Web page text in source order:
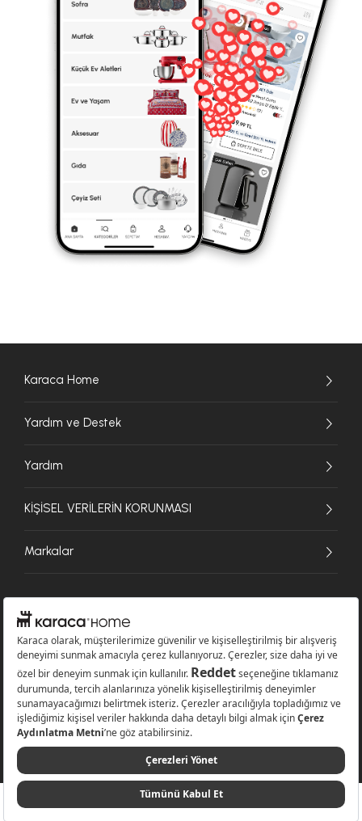
Karaca Home
Yardım ve Destek
Yardım
KİŞİSEL VERİLERİN KORUNMASI
Markalar
© 2026 Karaca Home Collection Tekstil Sanayi ve Ticaret A.Ş. - Tüm hakları
saklıdır.